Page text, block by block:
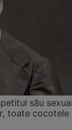
său
toate cocotele